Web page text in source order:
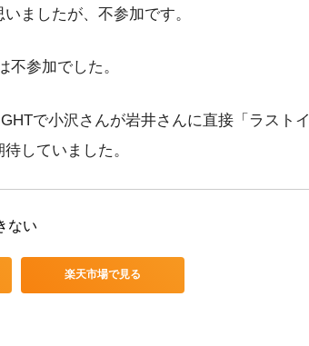
ましたが、不参加です。
不参加でした。
で小沢さんが岩井さんに直接「ラストイ
していました。
ない
楽天市場で見る